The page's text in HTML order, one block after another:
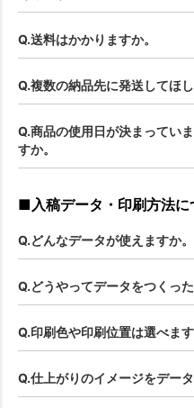
Q.送料はかかりますか。
Q.複数の納品先に発送してほし
Q.商品の使用日が決まってい
すか。
■入稿データ・印刷方法に
Q.どんなデータが使えますか。
Q.どうやってデータをつくっ
Q.印刷色や印刷位置は選べます
Q.仕上がりのイメージをデー